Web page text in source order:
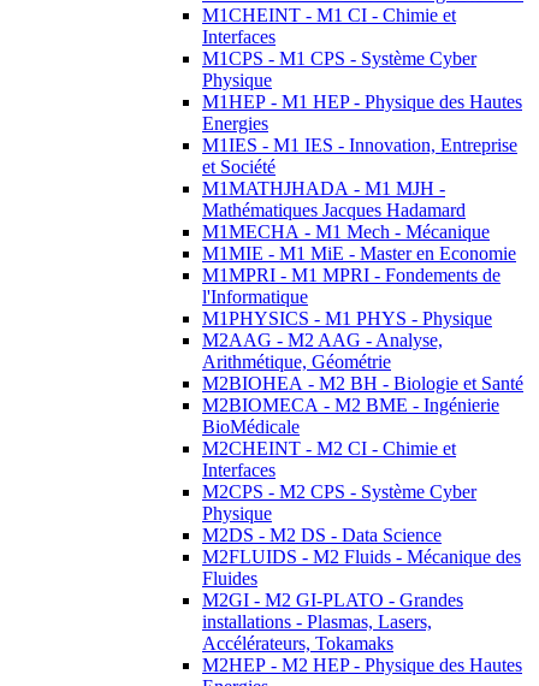
M1CHEINT - M1 CI - Chimie et
Interfaces
M1CPS - M1 CPS - Système Cyber
Physique
M1HEP - M1 HEP - Physique des Hautes
Energies
M1IES - M1 IES - Innovation, Entreprise
et Société
M1MATHJHADA - M1 MJH -
Mathématiques Jacques Hadamard
M1MECHA - M1 Mech - Mécanique
M1MIE - M1 MiE - Master en Economie
M1MPRI - M1 MPRI - Fondements de
l'Informatique
M1PHYSICS - M1 PHYS - Physique
M2AAG - M2 AAG - Analyse,
Arithmétique, Géométrie
M2BIOHEA - M2 BH - Biologie et Santé
M2BIOMECA - M2 BME - Ingénierie
BioMédicale
M2CHEINT - M2 CI - Chimie et
Interfaces
M2CPS - M2 CPS - Système Cyber
Physique
M2DS - M2 DS - Data Science
M2FLUIDS - M2 Fluids - Mécanique des
Fluides
M2GI - M2 GI-PLATO - Grandes
installations - Plasmas, Lasers,
Accélérateurs, Tokamaks
M2HEP - M2 HEP - Physique des Hautes